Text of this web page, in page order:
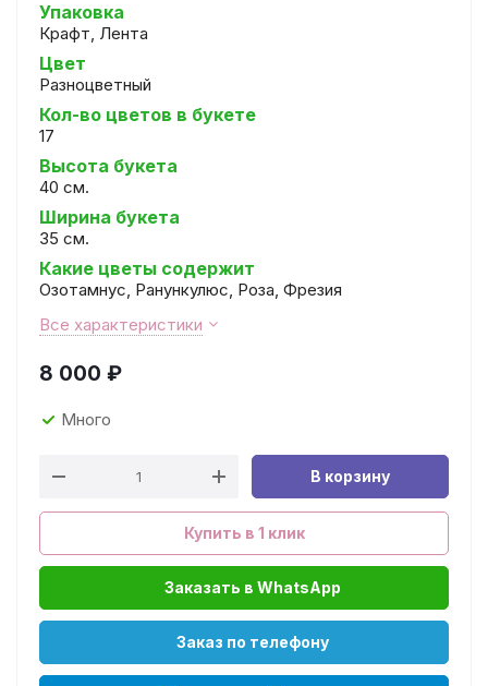
Упаковка
Крафт, Лента
Цвет
Разноцветный
Кол-во цветов в букете
17
Высота букета
40 см.
Ширина букета
35 см.
Какие цветы содержит
Озотамнус, Ранункулюс, Роза, Фрезия
Все характеристики
8 000 ₽
Много
В корзину
Купить в 1 клик
Заказать в WhatsApp
Заказ по телефону